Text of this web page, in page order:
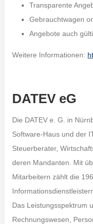
Transparente
Gebrauchtwagen
Angebote auch
Weitere Informationen:
DATEV eG
Die DATEV e. G. in
Software-Haus und der
Steuerberater,
deren Mandanten. Mit
Mitarbeitern zählt die
Das Leistungsspektrum
Rechnungswesen,